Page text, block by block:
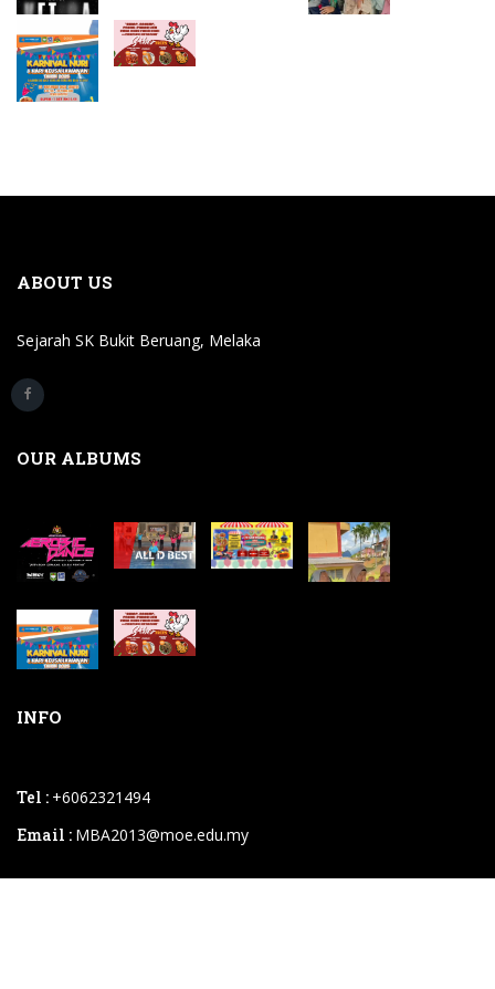
ABOUT US
Sejarah SK Bukit Beruang, Melaka
OUR ALBUMS
INFO
Tel : +6062321494
Email : MBA2013@moe.edu.my